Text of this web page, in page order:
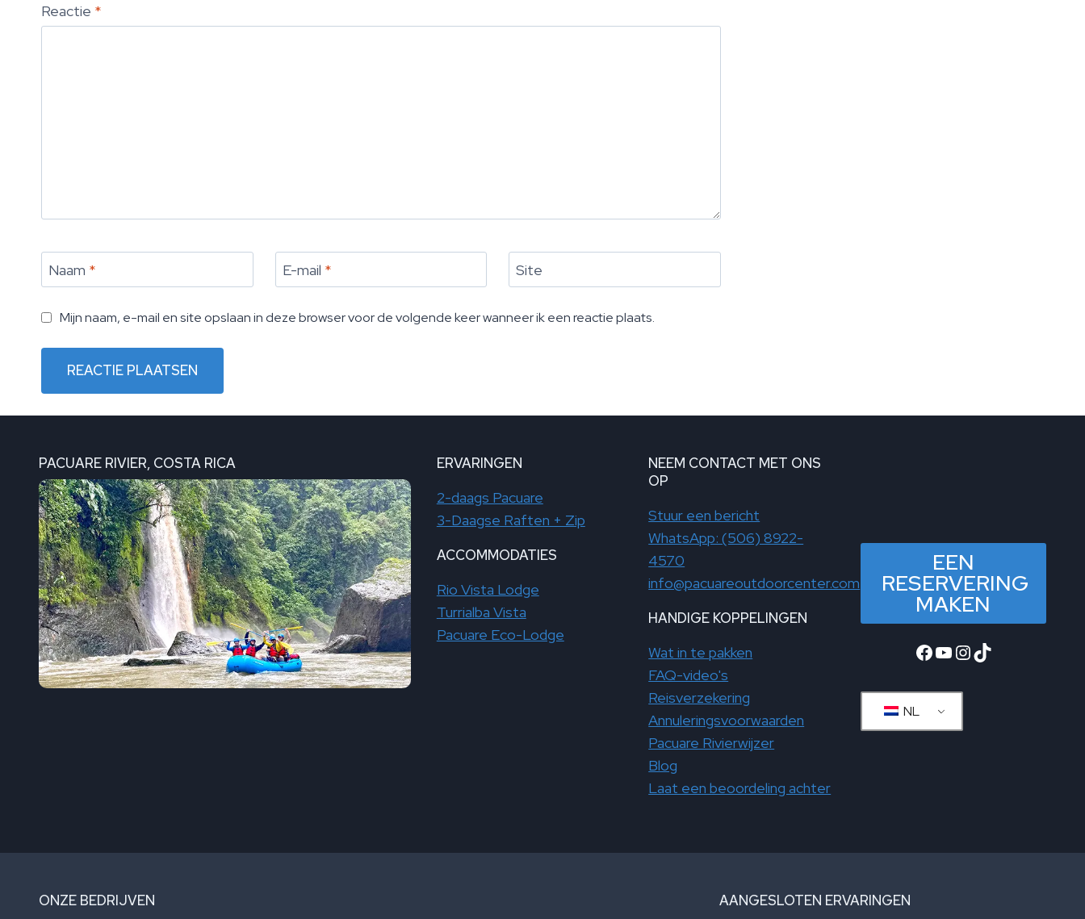
Reactie *
Naam * E-mail * Site
Mijn naam, e-mail en site opslaan in deze browser voor de volgende keer wanneer ik een reactie plaats.
PACUARE RIVIER, COSTA RICA ERVARINGEN
2-daags Pacuare
3-Daagse Raften + Zip
ACCOMMODATIES
Rio Vista Lodge
Turrialba Vista
Pacuare Eco-Lodge
NEEM CONTACT MET ONS
OP
Stuur een bericht
WhatsApp: (506) 8922-
4570
info@pacuareoutdoorcenter.com
HANDIGE KOPPELINGEN
Wat in te pakken
FAQ-video's
Reisverzekering
Annuleringsvoorwaarden
Pacuare Rivierwijzer
Blog
Laat een beoordeling achter
EEN
RESERVERING
MAKEN
Facebook
YouTube
Instagram
TikTok
NL
ONZE BEDRIJVEN AANGESLOTEN ERVARINGEN